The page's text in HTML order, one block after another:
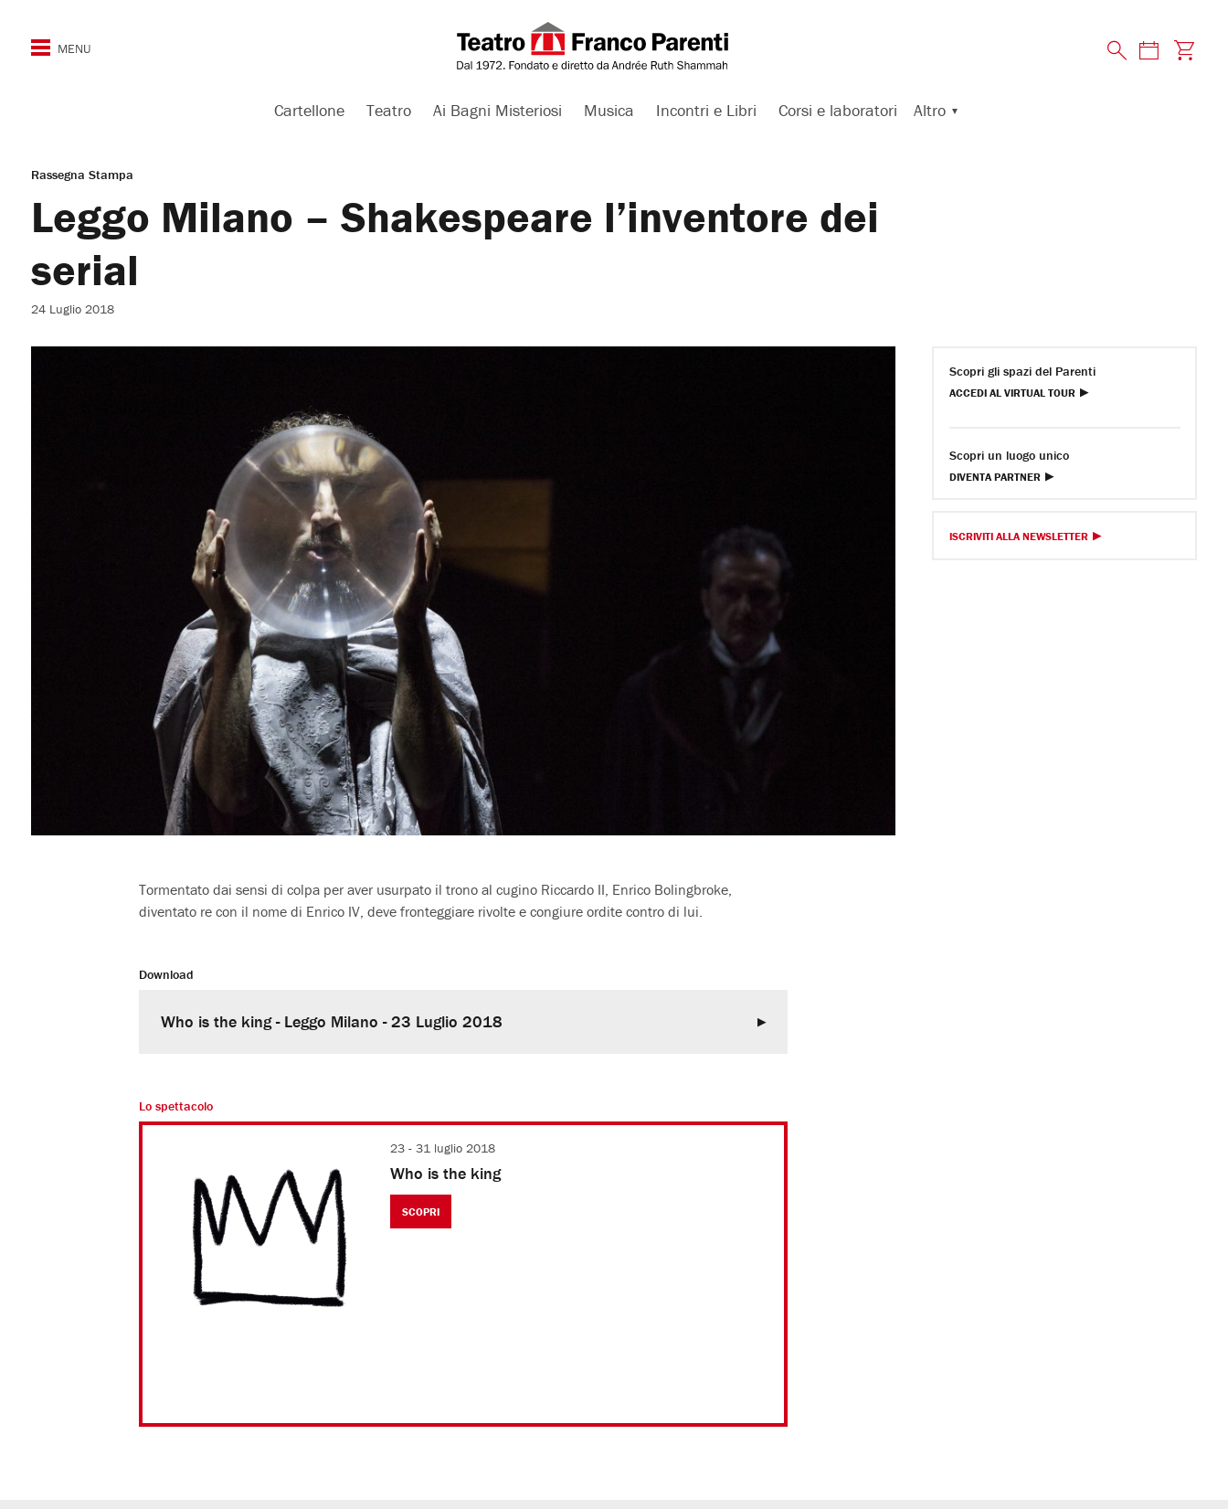
Cartellone Teatro Ai Bagni Misteriosi Musica Incontri e Libri Corsi e laboratori Altro
Rassegna Stampa
Leggo Milano – Shakespeare l’inventore dei
serial
24 Luglio 2018
Tormentato dai sensi di colpa per aver usurpato il trono al cugino Riccardo II, Enrico Bolingbroke,
diventato re con il nome di Enrico IV, deve fronteggiare rivolte e congiure ordite contro di lui.
Download
Who is the king - Leggo Milano - 23 Luglio 2018
Lo spettacolo
23 - 31 luglio 2018
Who is the king
SCOPRI
Scopri gli spazi del Parenti
ACCEDI AL VIRTUAL TOUR
Scopri un luogo unico
DIVENTA PARTNER
ISCRIVITI ALLA NEWSLETTER